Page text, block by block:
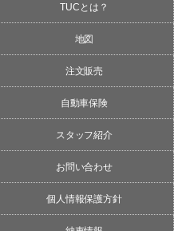
TUCとは？
地図
注文販売
自動車保険
スタッフ紹介
お問い合わせ
個人情報保護方針